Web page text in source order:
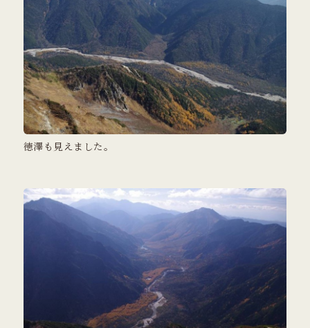
徳澤も見えました。